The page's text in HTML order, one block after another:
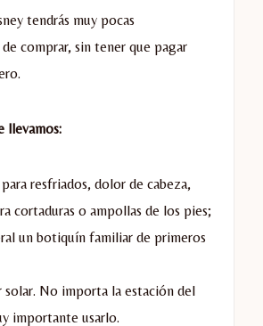
tendrás muy pocas
comprar, sin tener que pagar
llevamos:
resfriados, dolor de cabeza,
cortaduras o ampollas de los pies;
un botiquín familiar de primeros
No importa la estación del
importante usarlo.